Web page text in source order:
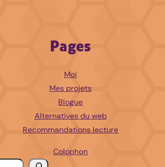
Pages
Moi
Mes projets
Blogue
Alternatives du web
Recommandations lecture
Colophon